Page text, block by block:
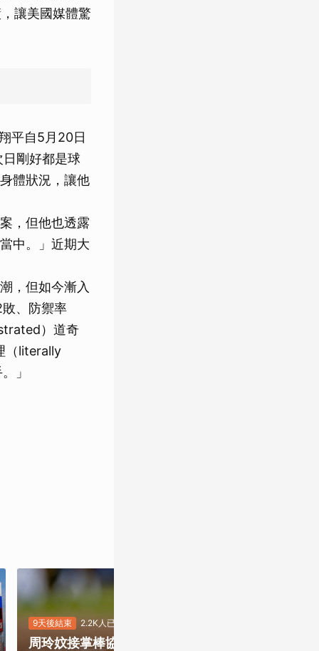
讓美國媒體驚
平自5月20日
剛好都是球
體狀況，讓他
，但他也透露
中。」近期大
，但如今漸入
、防禦率
）道奇
（literally
」
9天後結束 2.2K人已投
周玲妏接掌棒協，你最期待哪一